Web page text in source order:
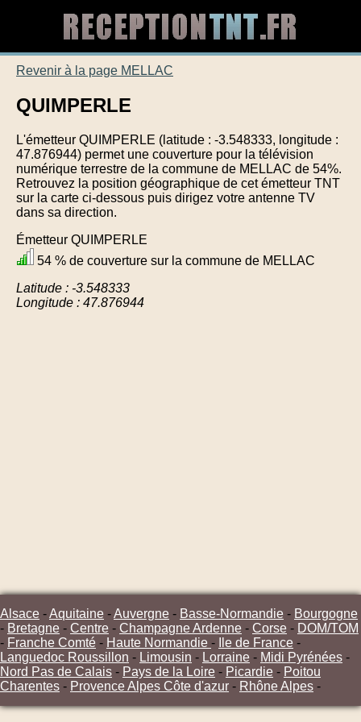
Revenir à la page MELLAC
QUIMPERLE
L'émetteur QUIMPERLE (latitude : -3.548333, longitude :
47.876944) permet une couverture pour la télévision
numérique terrestre de la commune de MELLAC de 54%.
Retrouvez la position géographique de cet émetteur TNT
sur la carte ci-dessous puis dirigez votre antenne TV
dans sa direction.
Émetteur QUIMPERLE
54 % de couverture sur la commune de MELLAC
Latitude : -3.548333
Longitude : 47.876944
Alsace -Aquitaine -Auvergne - Basse-Normandie - Bourgogne
- Bretagne - Centre - Champagne Ardenne - Corse - DOM/TOM
- Franche Comté - Haute Normandie - Ile de France -
Languedoc Roussillon - Limousin - Lorraine - Midi Pyrénées -
Nord Pas de Calais - Pays de la Loire - Picardie - Poitou
Charentes - Provence Alpes Côte d'azur - Rhône Alpes -